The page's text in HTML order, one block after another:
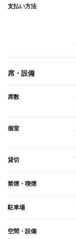
支払い方法
席・設備
席数
個室
貸切
禁煙・喫煙
駐車場
空間・設備